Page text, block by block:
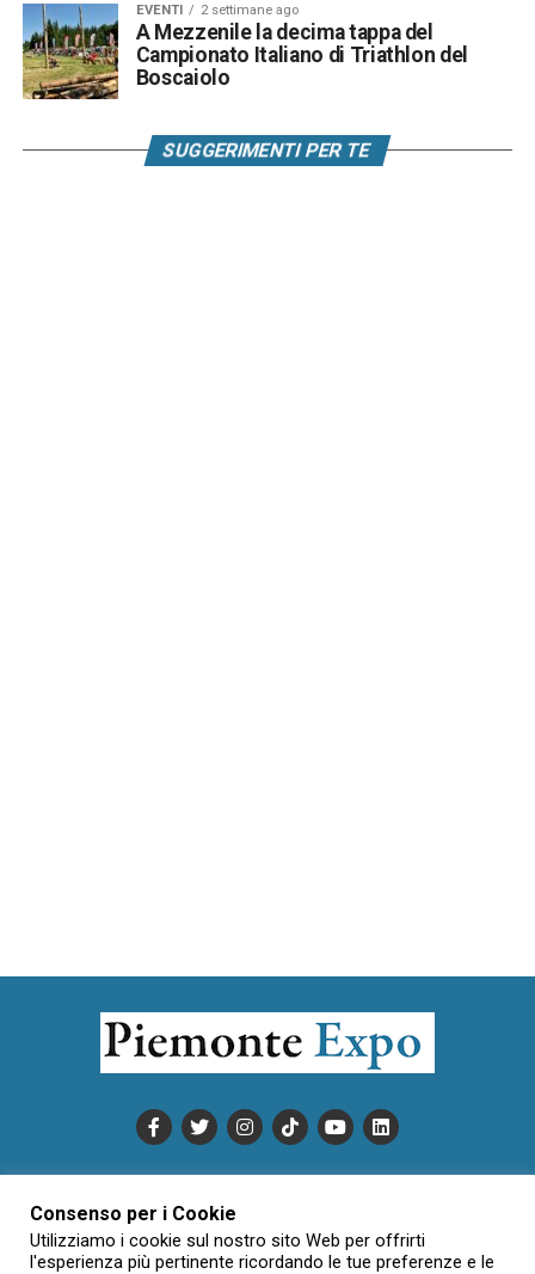
EVENTI 2 settimane ago
A Mezzenile la decima tappa del
Campionato Italiano di Triathlon del
Boscaiolo
SUGGERIMENTI PER TE
INFORMATIVA SULLA PRIVACY
CONDIZIONI DI UTILIZZO
DATI SOCIETARI
NOVAJO
Consenso per i Cookie
Utilizziamo i cookie sul nostro sito Web per offrirti
l'esperienza più pertinente ricordando le tue preferenze e le